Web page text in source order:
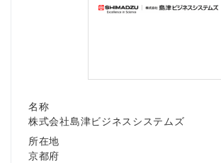
名称
株式会社島津ビジネスシステムズ
所在地
京都府